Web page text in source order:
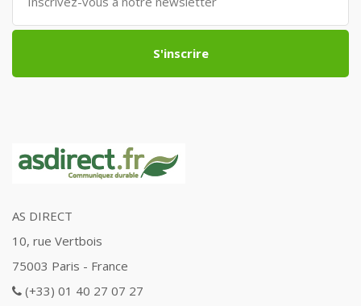
S'inscrire
AS DIRECT
10, rue Vertbois
75003 Paris - France
(+33) 01 40 27 07 27